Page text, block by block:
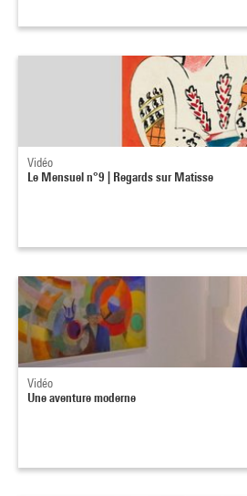
Vidéo
Le Mensuel n°9 | Regards sur Matisse
Vidéo
Une aventure moderne